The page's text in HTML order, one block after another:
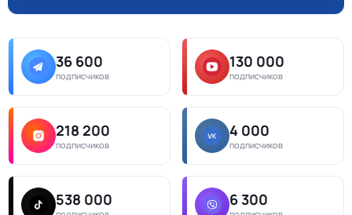
36 600
подписчиков
130 000
подписчиков
218 200
подписчиков
4 000
подписчиков
538 000 6 300